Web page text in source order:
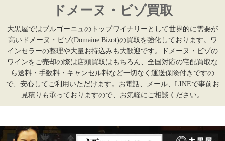
ドメーヌ・ビゾ買取
大黒屋ではブルゴーニュのトップワイナリーとして世界的に需要が
高いドメーヌ・ビゾ(Domaine Bizot)の買取を強化しております。ワ
インセラーの整理や大量お持込みも大歓迎です。ドメーヌ・ビゾの
ワインをご売却の際は店頭買取はもちろん、全国対応の宅配買取な
ら送料・手数料・キャンセル料など一切なく運送保険付きですの
で、安心してご利用いただけます。お電話、メール、LINEで事前お
見積りも承っておりますので、お気軽にご相談ください。